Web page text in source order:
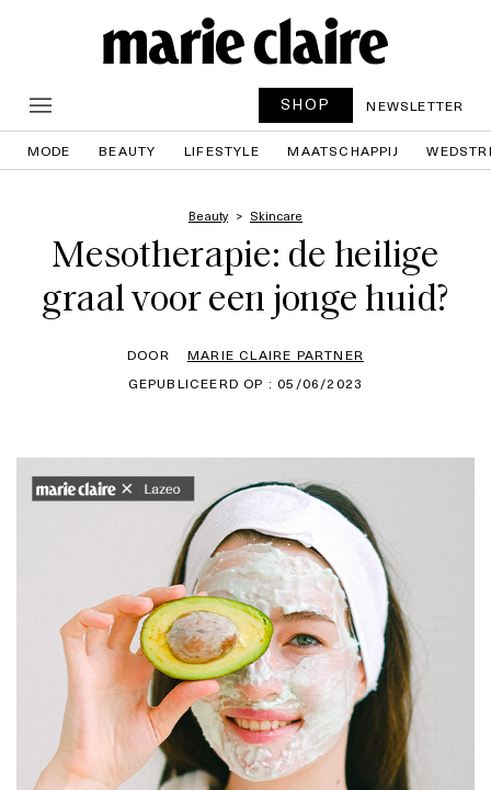
SHOP NEWSLETTER
MODE BEAUTY LIFESTYLE MAATSCHAPPIJ
Beauty Skincare
Mesotherapie: de heilige
graal voor een jonge huid?
DOOR
MARIE CLAIRE PARTNER
GEPUBLICEERD OP : 05/06/2023